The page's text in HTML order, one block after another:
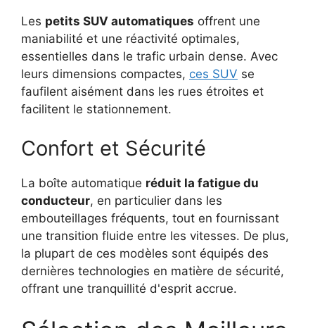
Les petits SUV automatiques offrent une
maniabilité et une réactivité optimales,
essentielles dans le trafic urbain dense. Avec
leurs dimensions compactes, ces SUV se
faufilent aisément dans les rues étroites et
facilitent le stationnement.
Confort et Sécurité
La boîte automatique réduit la fatigue du
conducteur, en particulier dans les
embouteillages fréquents, tout en fournissant
une transition fluide entre les vitesses. De plus,
la plupart de ces modèles sont équipés des
dernières technologies en matière de sécurité,
offrant une tranquillité d'esprit accrue.